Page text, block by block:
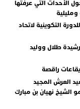
الأحداث التي عرفتها
التكوينية لاتحاد
طلال ووليد
راقصة
العرش المجيد
الشيخ نهيان بن مبارك